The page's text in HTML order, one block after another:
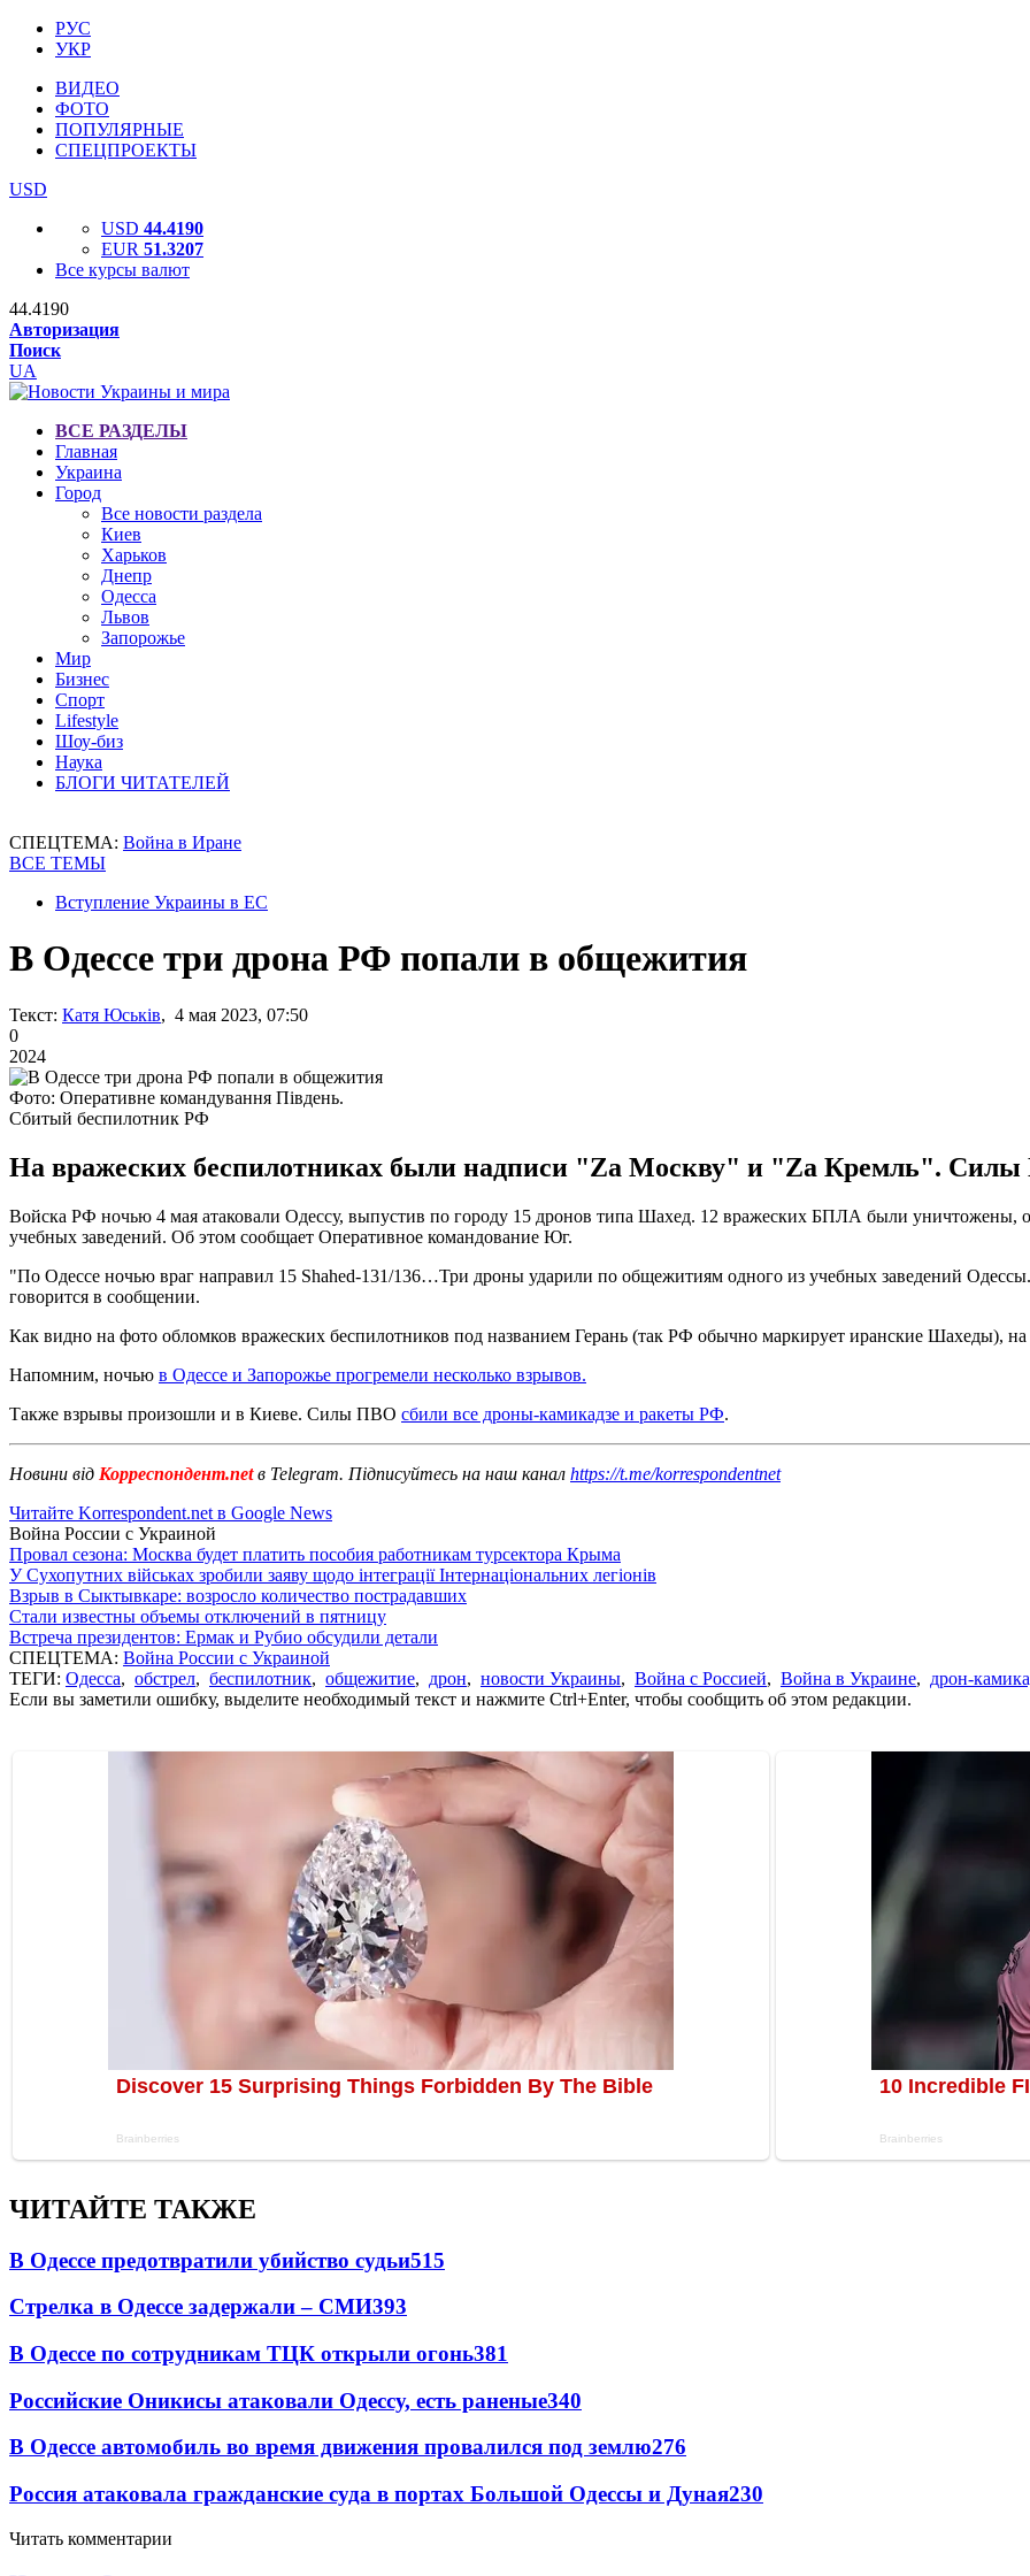
РУС
УКР
ВИДЕО
ФОТО
ПОПУЛЯРНЫЕ
СПЕЦПРОЕКТЫ
USD
USD 44.4190
EUR 51.3207
Все курсы валют
44.4190
Авторизация
Поиск
UA
ВСЕ РАЗДЕЛЫ
Главная
Украина
Город
Все новости раздела
Киев
Харьков
Днепр
Одесса
Львов
Запорожье
Мир
Бизнес
Спорт
Lifestyle
Шоу-биз
Наука
БЛОГИ ЧИТАТЕЛЕЙ
СПЕЦТЕМА: Война в Иране
ВСЕ ТЕМЫ
Вступление Украины в ЕС
В Одессе три дрона РФ попали в общежития
Текст: Катя Юськів, 4 мая 2023, 07:50
0
2024
Фото: Оперативне командування Південь.
Сбитый беспилотник РФ
На вражеских беспилотниках были надписи "Zа Москву" и "Zа Кремль". Силы
Войска РФ ночью 4 мая атаковали Одессу, выпустив по городу 15 дронов типа Шахед. 12 вражеских БПЛА были уничтожены,
учебных заведений. Об этом сообщает Оперативное командование Юг.
"По Одессе ночью враг направил 15 Shahed-131/136…Три дроны ударили по общежитиям одного из учебных заведений
говорится в сообщении.
Как видно на фото обломков вражеских беспилотников под названием Герань (так РФ обычно маркирует иранские Шахеды),
Напомним, ночью в Одессе и Запорожье прогремели несколько взрывов.
Также взрывы произошли и в Киеве. Силы ПВО сбили все дроны-камикадзе и ракеты РФ.
Новини від Корреспондент.netв Telegram. Підписуйтесь на наш канал https://t.me/korrespondentnet
Читайте Korrespondent.net в Google News
Война России с Украиной
Провал сезона: Москва будет платить пособия работникам турсектора Крыма
У Сухопутних військах зробили заяву щодо інтеграції Інтернаціональних легіонів
Взрыв в Сыктывкаре: возросло количество пострадавших
Стали известны объемы отключений в пятницу
Встреча президентов: Ермак и Рубио обсудили детали
СПЕЦТЕМА: Война России с Украиной
ТЕГИ: Одесса, обстрел, беспилотник, общежитие, дрон, новости Украины, Война с Россией, Война в Украине, дрон-
Если вы заметили ошибку, выделите необходимый текст и нажмите Ctrl+Enter, чтобы сообщить об этом редакции.
ЧИТАЙТЕ ТАКЖЕ
В Одессе предотвратили убийство судьи515
Стрелка в Одессе задержали – СМИ393
В Одессе по сотрудникам ТЦК открыли огонь381
Российские Оникисы атаковали Одессу, есть раненые340
В Одессе автомобиль во время движения провалился под землю276
Россия атаковала гражданские суда в портах Большой Одессы и Дуная230
Читать комментарии